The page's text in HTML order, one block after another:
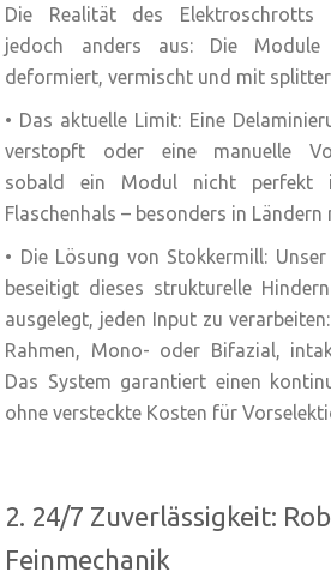
Die Realität des Elektroschrotts
jedoch anders aus: Die Module
deformiert, vermischt und mit
• Das aktuelle Limit: Eine
verstopft oder eine manuelle
sobald ein Modul nicht perfekt
Flaschenhals – besonders in
• Die Lösung von Stokkermill:
beseitigt dieses strukturelle
ausgelegt, jeden Input zu
Rahmen, Mono- oder Bifazial,
Das System garantiert einen
ohne versteckte Kosten für
2. 24/7 Zuverlässigkeit:
Feinmechanik